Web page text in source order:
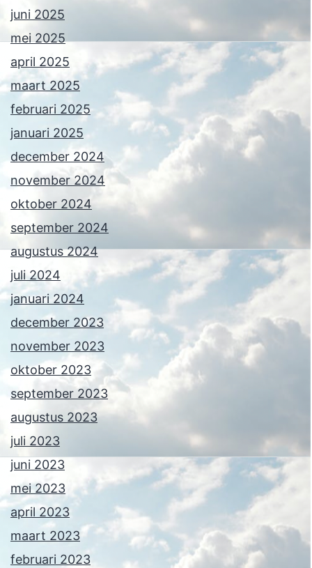
juni 2025
mei 2025
april 2025
maart 2025
februari 2025
januari 2025
december 2024
november 2024
oktober 2024
september 2024
augustus 2024
juli 2024
januari 2024
december 2023
november 2023
oktober 2023
september 2023
augustus 2023
juli 2023
juni 2023
mei 2023
april 2023
maart 2023
februari 2023